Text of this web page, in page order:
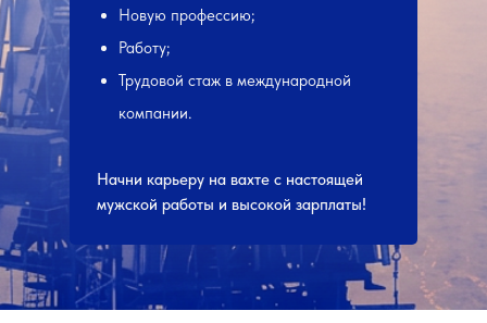
Новую профессию;
Работу;
Трудовой стаж в международной
компании.
Начни карьеру на вахте с настоящей
мужской работы и высокой зарплаты!